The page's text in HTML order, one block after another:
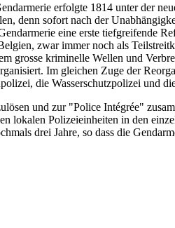
erfolgte 1814 unter der
denn sofort nach der
eine erste tiefgreifende
zwar immer noch als
grosse kriminelle Wellen und
Im gleichen Zuge der
die Wasserschutzpolizei und
und zur "Police Intégrée"
lokalen Polizeieinheiten in den
drei Jahre, so dass die